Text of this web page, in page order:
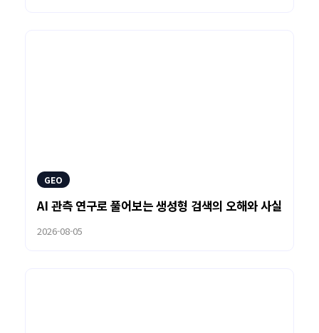
GEO
AI 관측 연구로 풀어보는 생성형 검색의 오해와 사실
2026-08-05